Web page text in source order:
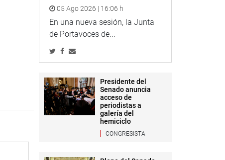
05 Ago 2026 | 16:06 h
En una nueva sesión, la Junta
de Portavoces de...
Presidente del
Senado anuncia
acceso de
periodistas a
galería del
hemiciclo
CONGRESISTA